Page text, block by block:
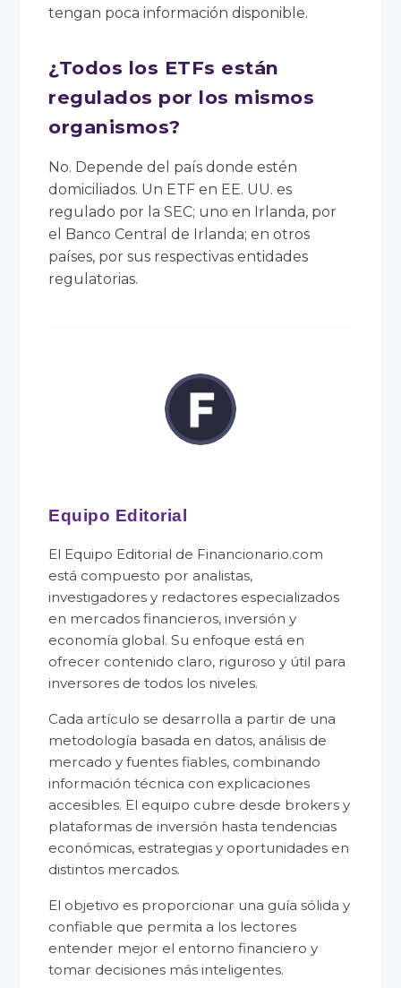
tengan poca información disponible.
¿Todos los ETFs están
regulados por los mismos
organismos?
No. Depende del país donde estén
domiciliados. Un ETF en EE. UU. es
regulado por la SEC; uno en Irlanda, por
el Banco Central de Irlanda; en otros
países, por sus respectivas entidades
regulatorias.
Equipo Editorial
El Equipo Editorial de Financionario.com
está compuesto por analistas,
investigadores y redactores especializados
en mercados financieros, inversión y
economía global. Su enfoque está en
ofrecer contenido claro, riguroso y útil para
inversores de todos los niveles.
Cada artículo se desarrolla a partir de una
metodología basada en datos, análisis de
mercado y fuentes fiables, combinando
información técnica con explicaciones
accesibles. El equipo cubre desde brokers y
plataformas de inversión hasta tendencias
económicas, estrategias y oportunidades en
distintos mercados.
El objetivo es proporcionar una guía sólida y
confiable que permita a los lectores
entender mejor el entorno financiero y
tomar decisiones más inteligentes.